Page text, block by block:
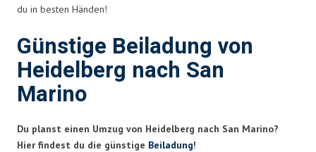
du in besten Händen!
Günstige Beiladung von
Heidelberg nach San
Marino
Du planst einen Umzug von Heidelberg nach San Marino?
Hier findest du die günstige Beiladung!